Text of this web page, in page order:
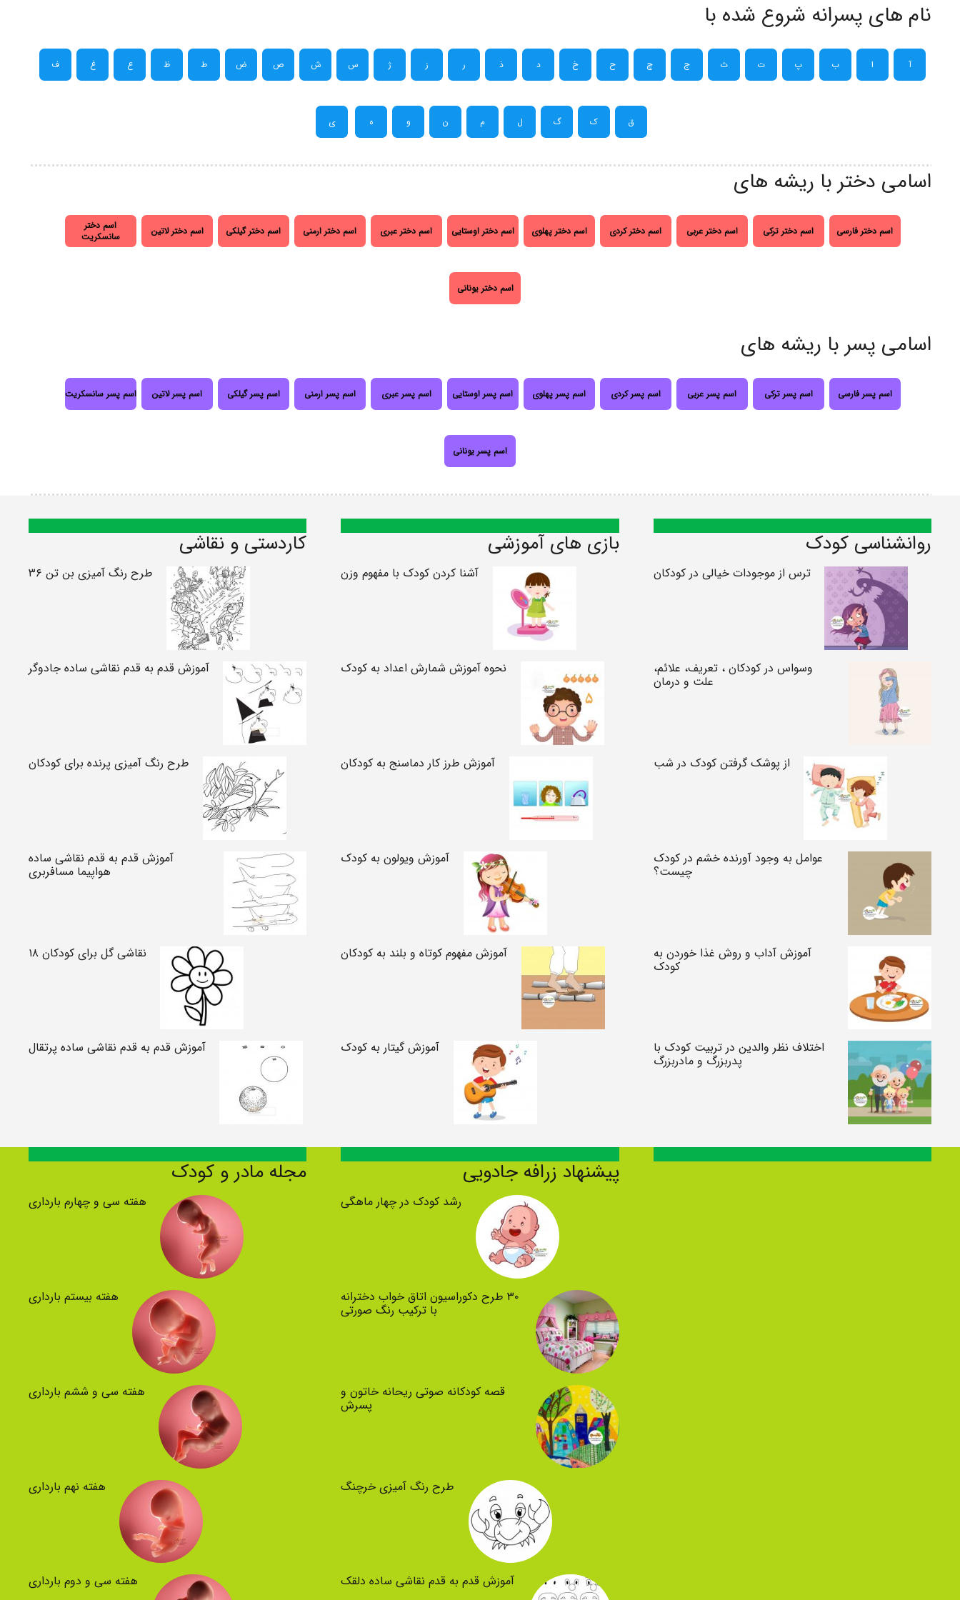
نام های پسرانه شروع شده با
آ ا ب پ ت ث ج چ ح خ د ذ ر ز ژ س ش ص ض ط ظ ع غ ف
ق ک گ ل م ن و ه ی
اسامی دختر با ریشه های
اسم دختر فارسی اسم دختر ترکی اسم دختر عربی اسم دختر کردی اسم دختر پهلوی اسم دختر اوستایی اسم دختر عبری اسم دختر ارمنی اسم دختر گیلکی اسم دختر لاتین
اسم دختر
سانسکریت
اسم دختر یونانی
اسامی پسر با ریشه های
اسم پسر فارسی اسم پسر ترکی اسم پسر عربی اسم پسر کردی اسم پسر پهلوی اسم پسر اوستایی اسم پسر عبری اسم پسر ارمنی اسم پسر گیلکی اسم پسر لاتین اسم پسر سانسکریت
اسم پسر یونانی
روانشناسی کودک
ترس از موجودات خیالی در کودکان
وسواس در کودکان ، تعریف، علائم،
علت و درمان
از پوشک گرفتن کودک در شب
عوامل به وجود آورنده خشم در کودک
چیست؟
آموزش آداب و روش غذا خوردن به
کودک
اختلاف نظر والدین در تربیت کودک با
پدربزرگ و مادربزرگ
بازی های آموزشی
آشنا کردن کودک با مفهوم وزن
نحوه آموزش شمارش اعداد به کودک
آموزش طرز کار دماسنج به کودکان
آموزش ویولون به کودک
آموزش مفهوم کوتاه و بلند به کودکان
آموزش گیتار به کودک
کاردستی و نقاشی
طرح رنگ آمیزی بن تن ۳۶
آموزش قدم به قدم نقاشی ساده جادوگر
طرح رنگ آمیزی پرنده برای کودکان
آموزش قدم به قدم نقاشی ساده
هواپیما مسافربری
نقاشی گل برای کودکان ۱۸
آموزش قدم به قدم نقاشی ساده پرتقال
پیشنهاد زرافه جادویی
رشد کودک در چهار ماهگی
۳۰ طرح دکوراسیون اتاق خواب دخترانه
با ترکیب رنگ صورتی
قصه کودکانه صوتی ریحانه خاتون و
پسرش
طرح رنگ آمیزی خرچنگ
آموزش قدم به قدم نقاشی ساده دلقک
مجله مادر و کودک
هفته سی و چهارم بارداری
هفته بیستم بارداری
هفته سی و ششم بارداری
هفته نهم بارداری
هفته سی و دوم بارداری